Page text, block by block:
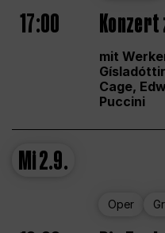
17:00
mit
Cage,
Puccini
Mi2.9.
Oper